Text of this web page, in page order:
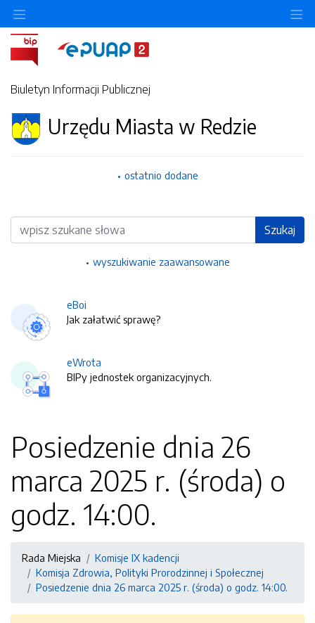
Biuletyn Informacji Publicznej
Urzędu Miasta w Redzie
ostatnio dodane
Wyszukiwarka Szukaj
wyszukiwanie zaawansowane
eBoi
Jak załatwić sprawę?
eWrota
BIPy jednostek organizacyjnych.
Posiedzenie dnia 26
marca 2025 r. (środa) o
godz. 14:00.
Rada Miejska
Komisje IX kadencji
Komisja Zdrowia, Polityki Prorodzinnej i Społecznej
Posiedzenie dnia 26 marca 2025 r. (środa) o godz. 14:00.